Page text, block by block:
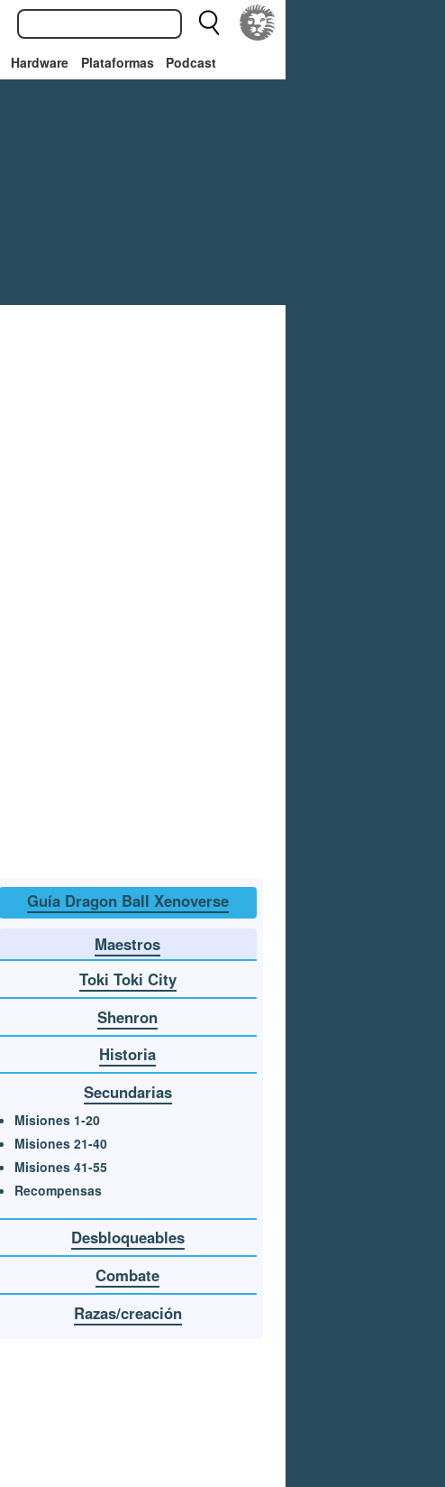
Hardware Plataformas Podcast
Guía Dragon Ball Xenoverse
Maestros
Toki Toki City
Shenron
Historia
Secundarias
Misiones 1-20
Misiones 21-40
Misiones 41-55
Recompensas
Desbloqueables
Combate
Razas/creación